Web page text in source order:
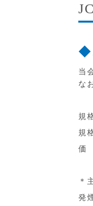
当
な
規
規
価
＊
発